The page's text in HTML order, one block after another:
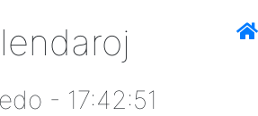
- 17:42:51